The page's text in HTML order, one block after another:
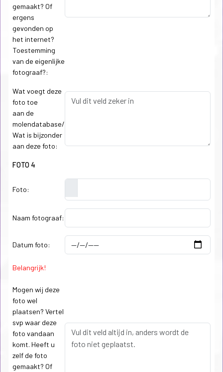
gemaakt? Of
ergens
gevonden op
het internet?
Toestemming
van de eigenlijke
fotograaf?:
Wat voegt deze
foto toe
aan de
molendatabase/
Wat is bijzonder
aan deze foto:
FOTO 4
Foto:
Naam fotograaf:
Datum foto:
Belangrijk!
Mogen wij deze
foto wel
plaatsen? Vertel
svp waar deze
foto vandaan
komt. Heeft u
zelf de foto
gemaakt? Of